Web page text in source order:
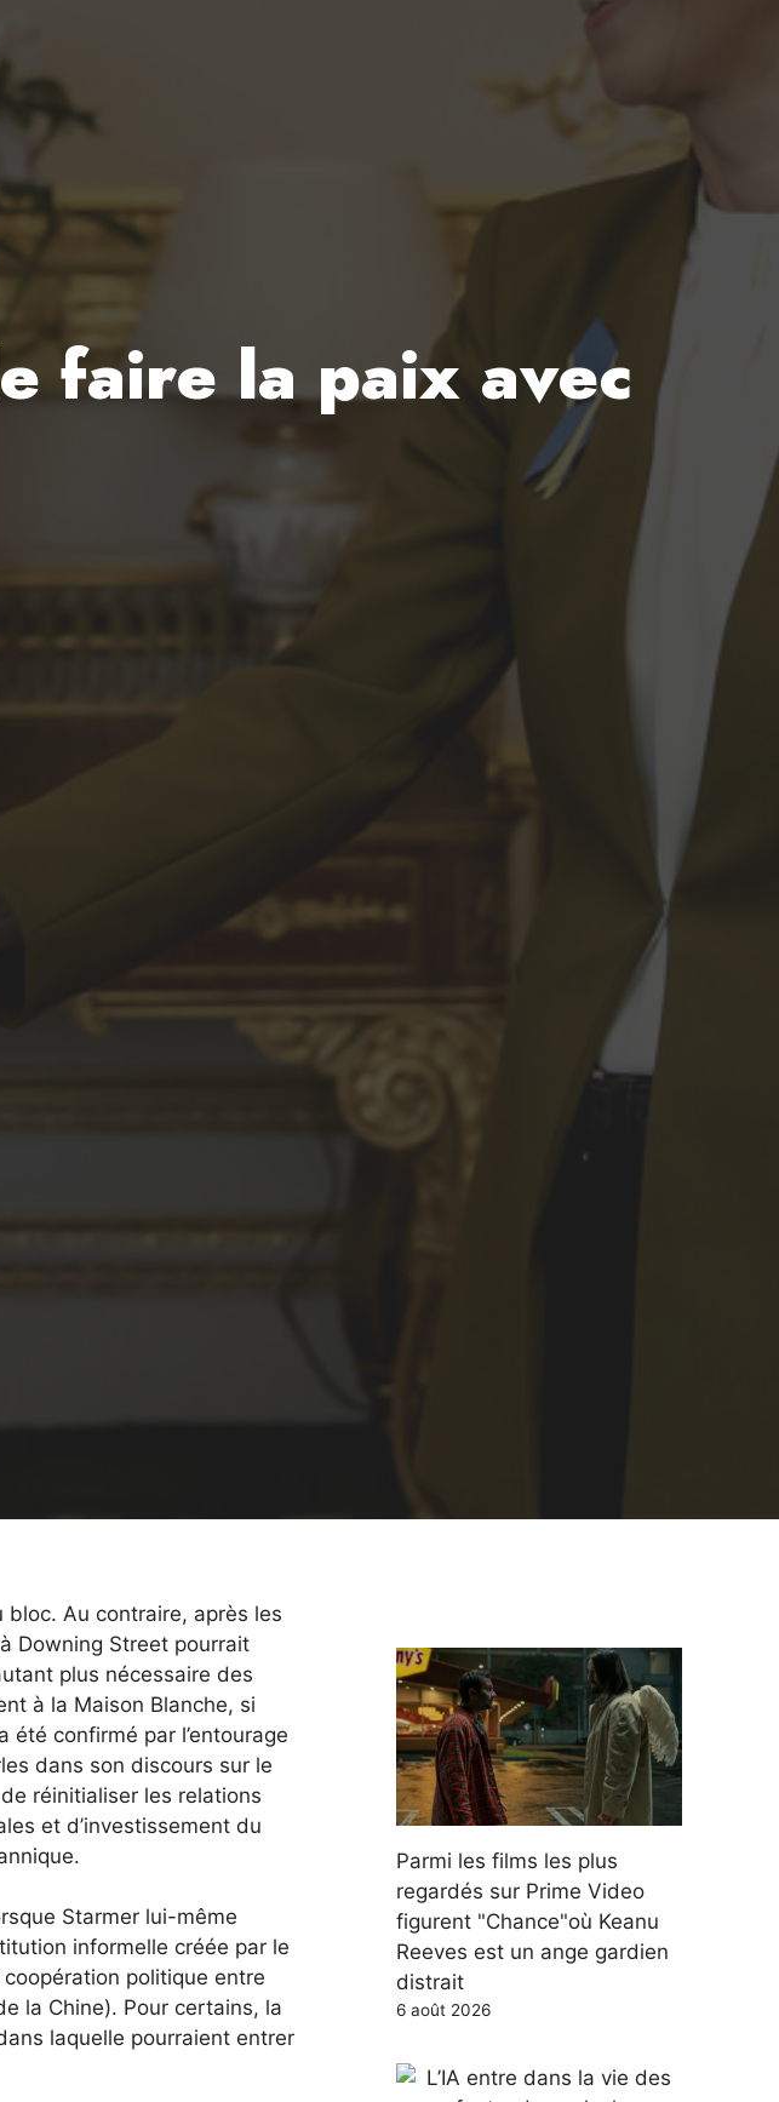
faire la paix avec
Au contraire, après les
Downing Street pourrait
plus nécessaire des
à la Maison Blanche, si
confirmé par l’entourage
dans son discours sur le
réinitialiser les relations
et d’investissement du
Starmer lui-même
informelle créée par le
politique entre
la Chine). Pour certains, la
laquelle pourraient entrer
Parmi les films les plus
regardés sur Prime Video
figurent "Chance"où Keanu
Reeves est un ange gardien
distrait
6 août 2026